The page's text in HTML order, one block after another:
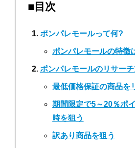
■目次
ポンパレモールって何?
ポンパレモールの特徴
ポンパレモールのリサー
最低価格保証の商品を
期間限定で5～20％ポ
時を狙う
訳あり商品を狙う